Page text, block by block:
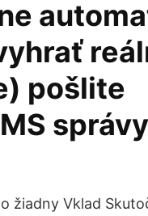
pošlite
žiadny Vklad